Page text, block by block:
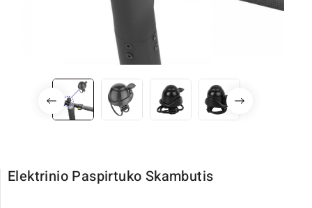
Elektrinio Paspirtuko Skambutis